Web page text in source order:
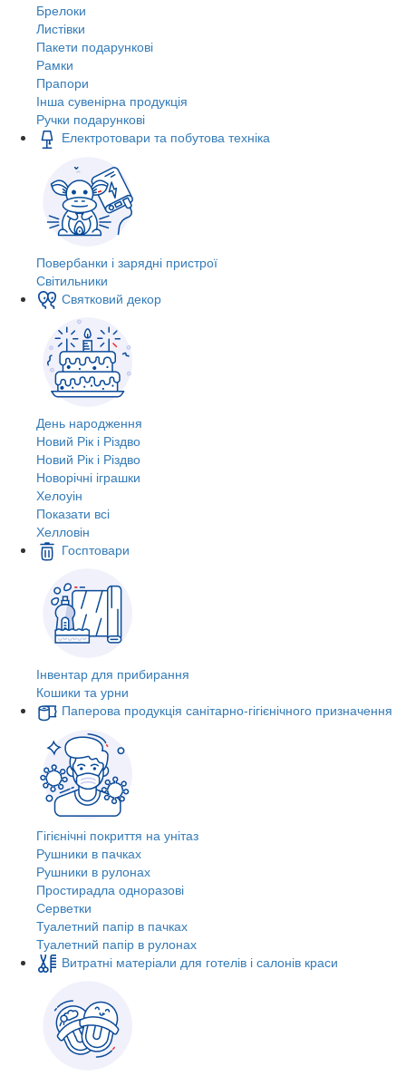
Брелоки
Листівки
Пакети подарункові
Рамки
Прапори
Інша сувенірна продукція
Ручки подарункові
Електротовари та побутова техніка
Повербанки і зарядні пристрої
Світильники
Святковий декор
День народження
Новий Рік і Різдво
Новий Рік і Різдво
Новорічні іграшки
Хелоуін
Показати всі
Хелловін
Госптовари
Інвентар для прибирання
Кошики та урни
Паперова продукція санітарно-гігієнічного призначення
Гігієнічні покриття на унітаз
Рушники в пачках
Рушники в рулонах
Простирадла одноразові
Серветки
Туалетний папір в пачках
Туалетний папір в рулонах
Витратні матеріали для готелів і салонів краси